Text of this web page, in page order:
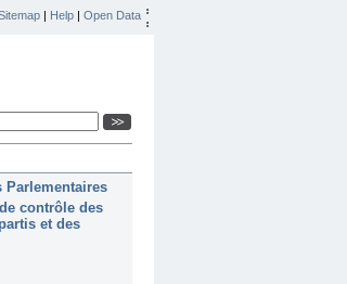
| Help | Open Data
Parlementaires
contrôle des
et des